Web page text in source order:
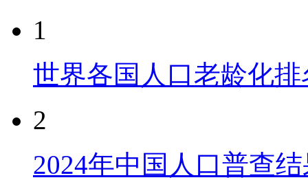
1
世界各国人口老龄化
2
2024年中国人口普查